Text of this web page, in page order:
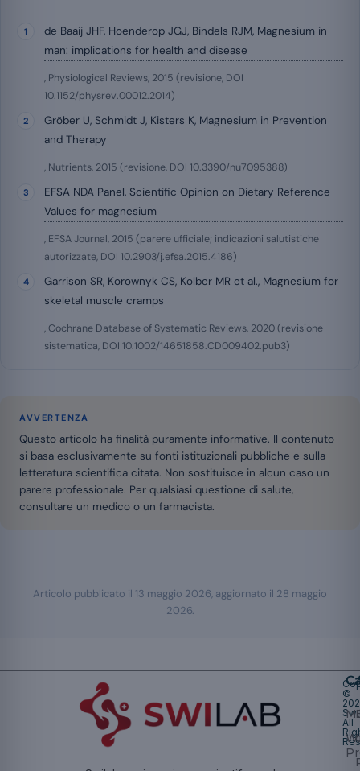
de Baaij JHF, Hoenderop JGJ, Bindels RJM, Magnesium in
man: implications for health and disease
, Physiological Reviews, 2015 (revisione, DOI
10.1152/physrev.00012.2014)
Gröber U, Schmidt J, Kisters K, Magnesium in Prevention
and Therapy
, Nutrients, 2015 (revisione, DOI 10.3390/nu7095388)
EFSA NDA Panel, Scientific Opinion on Dietary Reference
Values for magnesium
, EFSA Journal, 2015 (parere ufficiale; indicazioni salutistiche
autorizzate, DOI 10.2903/j.efsa.2015.4186)
Garrison SR, Korownyk CS, Kolber MR et al., Magnesium for
skeletal muscle cramps
, Cochrane Database of Systematic Reviews, 2020 (revisione
sistematica, DOI 10.1002/14651858.CD009402.pub3)
AVVERTENZA
Questo articolo ha finalità puramente informative. Il contenuto
si basa esclusivamente su fonti istituzionali pubbliche e sulla
letteratura scientifica citata. Non sostituisce in alcun caso un
parere professionale. Per qualsiasi questione di salute,
consultare un medico o un farmacista.
Articolo pubblicato il 13 maggio 2026, aggiornato il 28 maggio
2026.
©
All